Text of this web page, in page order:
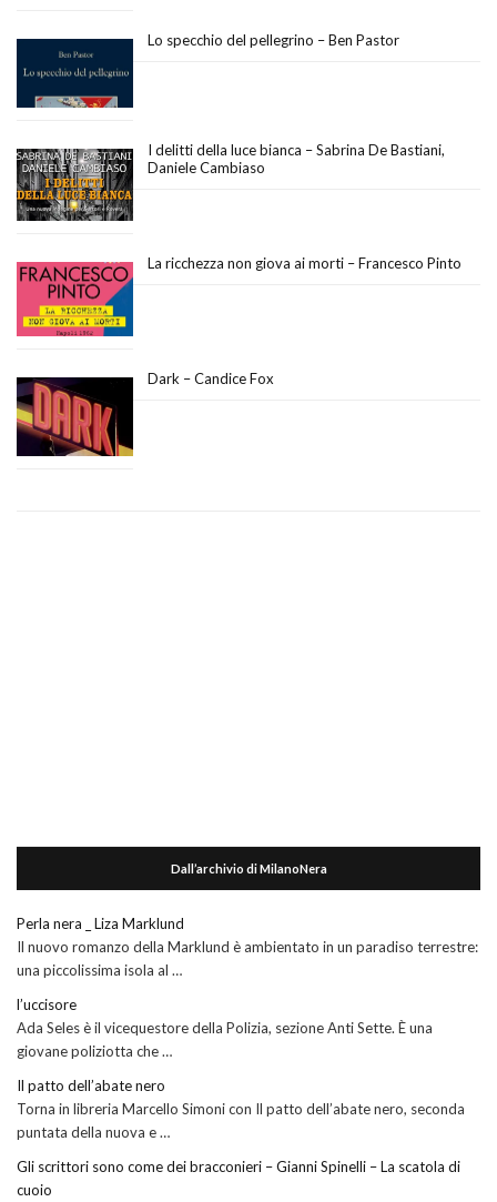
Lo specchio del pellegrino – Ben Pastor
I delitti della luce bianca – Sabrina De Bastiani,
Daniele Cambiaso
La ricchezza non giova ai morti – Francesco Pinto
Dark – Candice Fox
Dall’archivio di MilanoNera
Perla nera _ Liza Marklund
Il nuovo romanzo della Marklund è ambientato in un paradiso terrestre:
una piccolissima isola al …
l’uccisore
Ada Seles è il vicequestore della Polizia, sezione Anti Sette. È una
giovane poliziotta che …
Il patto dell’abate nero
Torna in libreria Marcello Simoni con Il patto dell’abate nero, seconda
puntata della nuova e …
Gli scrittori sono come dei bracconieri – Gianni Spinelli – La scatola di
cuoio